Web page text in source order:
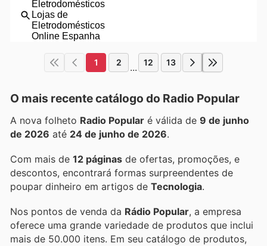
1 2 ... 12 13
O mais recente catálogo do Radio Popular
A nova folheto Radio Popular é válida de 9 de junho
de 2026 até 24 de junho de 2026.
Com mais de 12 páginas de ofertas, promoções, e
descontos, encontrará formas surpreendentes de
poupar dinheiro em artigos de Tecnologia.
Nos pontos de venda da Rádio Popular, a empresa
oferece uma grande variedade de produtos que inclui
mais de 50.000 itens. Em seu catálogo de produtos,